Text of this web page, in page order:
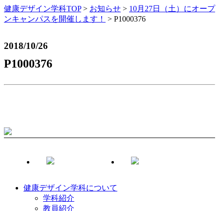
健康デザイン学科TOP> お知らせ > 10月27日（土）にオープ
ンキャンパスを開催します！
> P1000376
2018/10/26
P1000376
健康デザイン学科について
学科紹介
教員紹介